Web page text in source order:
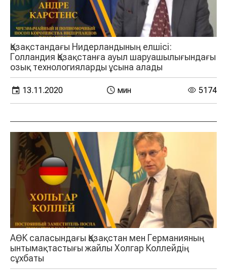
Қазақстандағы Нидерландының елшісі:
Голландия Қазақстанға ауыл шаруашылығындағы
озық технологияларды ұсына алады
13.11.2020 мин 5174
АӨК саласындағы Қазақстан мен Германияның
ынтымақтастығы жайлы Холгар Коллейдің
сұхбаты